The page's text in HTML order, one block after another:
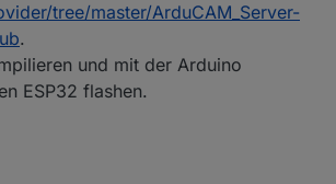
tree/master/ArduCAM_Server-
.
und mit der Arduino
ESP32 flashen.